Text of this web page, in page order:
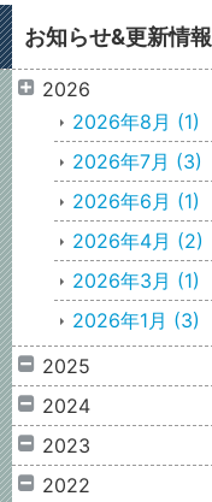
お知らせ&更新情報
2026
2026年8月 (1)
2026年7月 (3)
2026年6月 (1)
2026年4月 (2)
2026年3月 (1)
2026年1月 (3)
2025
2024
2023
2022